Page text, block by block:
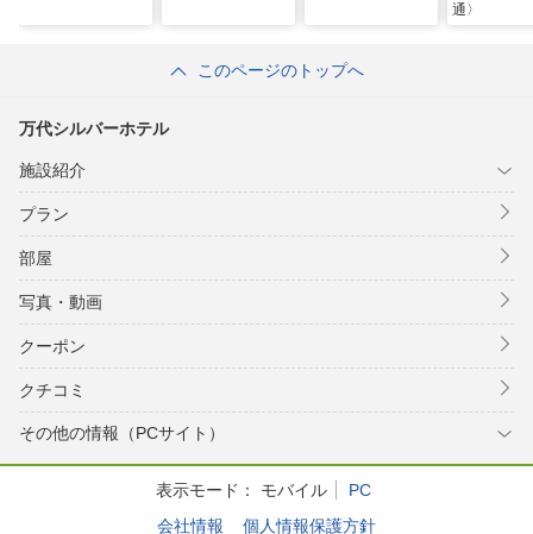
通〉
このページのトップへ
万代シルバーホテル
施設紹介
プラン
部屋
写真・動画
クーポン
クチコミ
その他の情報（PCサイト）
表示モード： モバイル
PC
会社情報
個人情報保護方針